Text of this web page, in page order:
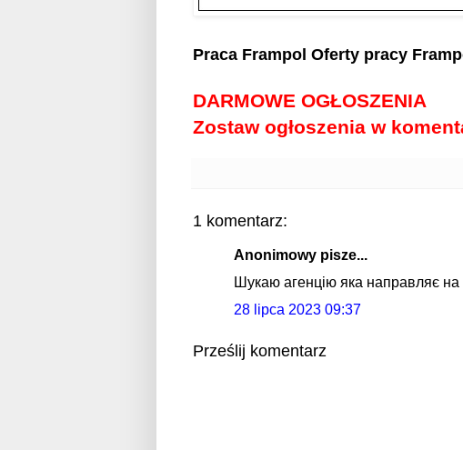
Praca Frampol Oferty pracy
DARMOWE OGŁOSZENIA
Zostaw ogłoszenia w
1 komentarz:
Anonimowy pisze...
Шукаю агенцію яка направляє
28 lipca 2023 09:37
Prześlij komentarz